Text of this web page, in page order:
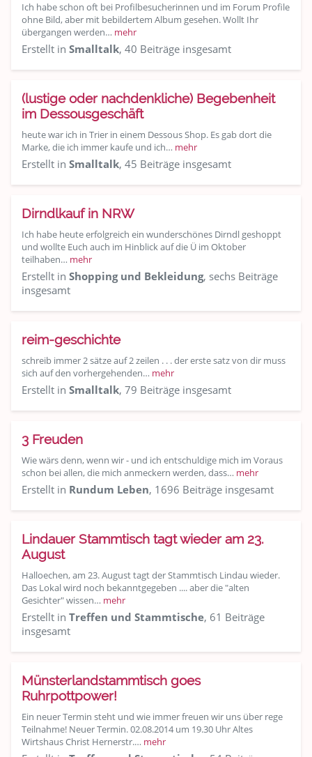
Ich habe schon oft bei Profilbesucherinnen und im Forum Profile
ohne Bild, aber mit bebildertem Album gesehen. Wollt Ihr
übergangen werden… mehr
Erstellt in Smalltalk, 40 Beiträge insgesamt
(lustige oder nachdenkliche) Begebenheit
im Dessousgeschäft
heute war ich in Trier in einem Dessous Shop. Es gab dort die
Marke, die ich immer kaufe und ich… mehr
Erstellt in Smalltalk, 45 Beiträge insgesamt
Dirndlkauf in NRW
Ich habe heute erfolgreich ein wunderschönes Dirndl geshoppt
und wollte Euch auch im Hinblick auf die Ü im Oktober
teilhaben… mehr
Erstellt in Shopping und Bekleidung, sechs Beiträge
insgesamt
reim-geschichte
schreib immer 2 sätze auf 2 zeilen . . . der erste satz von dir muss
sich auf den vorhergehenden… mehr
Erstellt in Smalltalk, 79 Beiträge insgesamt
3 Freuden
Wie wärs denn, wenn wir - und ich entschuldige mich im Voraus
schon bei allen, die mich anmeckern werden, dass… mehr
Erstellt in Rundum Leben, 1696 Beiträge insgesamt
Lindauer Stammtisch tagt wieder am 23.
August
Halloechen, am 23. August tagt der Stammtisch Lindau wieder.
Das Lokal wird noch bekanntgegeben .... aber die "alten
Gesichter" wissen… mehr
Erstellt in Treffen und Stammtische, 61 Beiträge
insgesamt
Münsterlandstammtisch goes
Ruhrpottpower!
Ein neuer Termin steht und wie immer freuen wir uns über rege
Teilnahme! Neuer Termin. 02.08.2014 um 19.30 Uhr Altes
Wirtshaus Christ Hernerstr.… mehr